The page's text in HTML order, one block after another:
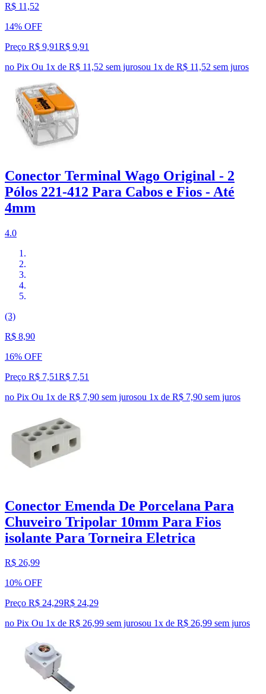
R$ 11,52
14% OFF
Preço R$ 9,91R$ 9,91
no Pix Ou 1x de R$ 11,52 sem jurosou 1x de R$ 11,52 sem juros
Conector Terminal Wago Original - 2
Pólos 221-412 Para Cabos e Fios - Até
4mm
4.0
(3)
R$ 8,90
16% OFF
Preço R$ 7,51R$ 7,51
no Pix Ou 1x de R$ 7,90 sem jurosou 1x de R$ 7,90 sem juros
Conector Emenda De Porcelana Para
Chuveiro Tripolar 10mm Para Fios
isolante Para Torneira Eletrica
R$ 26,99
10% OFF
Preço R$ 24,29R$ 24,29
no Pix Ou 1x de R$ 26,99 sem jurosou 1x de R$ 26,99 sem juros